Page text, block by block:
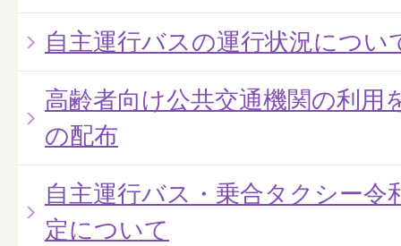
自主運行バスの運行状況につい
高齢者向け公共交通機関の利用
の配布
自主運行バス・乗合タクシー令
定について